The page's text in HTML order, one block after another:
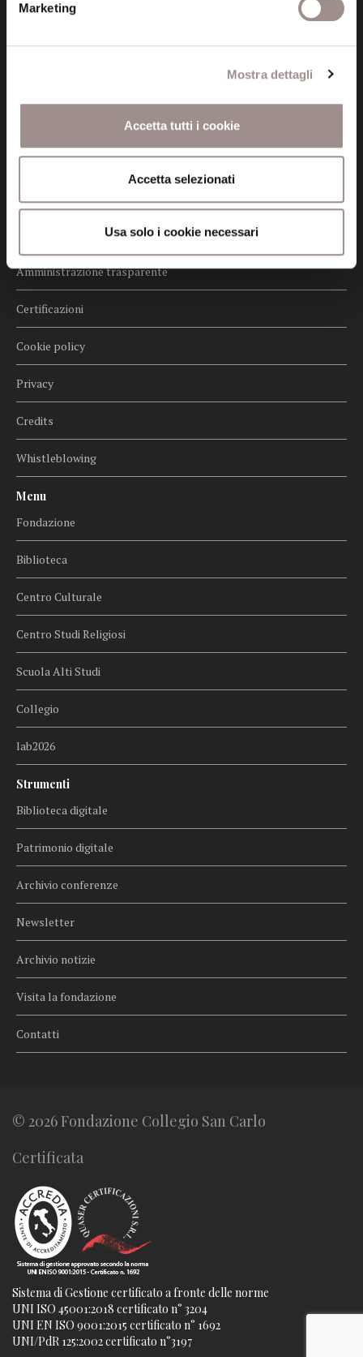
Marketing
Mostra dettagli
Accetta tutti i cookie
Accetta selezionati
Usa solo i cookie necessari
Posta certificata (PEC)
Seguici
Amministrazione trasparente
Certificazioni
Cookie policy
Privacy
Credits
Whistleblowing
Menu
Fondazione
Biblioteca
Centro Culturale
Centro Studi Religiosi
Scuola Alti Studi
Collegio
lab2026
Strumenti
Biblioteca digitale
Patrimonio digitale
Archivio conferenze
Newsletter
Archivio notizie
Visita la fondazione
Contatti
© 2026 Fondazione Collegio San Carlo
Certificata
Sistema di Gestione certificato a fronte delle norme
UNI ISO 45001:2018 certificato n° 3204
UNI EN ISO 9001:2015 certificato n° 1692
UNI/PdR 125:2002 certificato n°3197